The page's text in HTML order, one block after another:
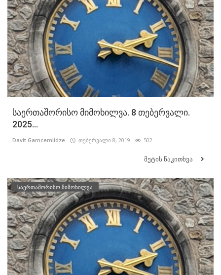
საერთაშორისო მიმოხილვა. 8 თებერვალი.
2025...
Davit.Gamcemlidze თებერვალი 8, 2019 502
მეტის წაკითხვა
საერთაშორისო მიმოხილვა